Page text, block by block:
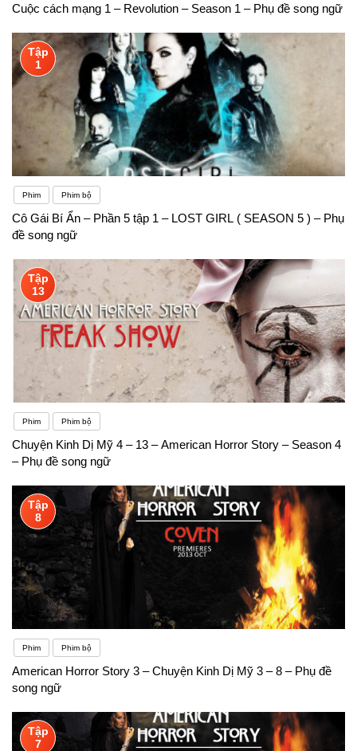
Cuộc cách mạng 1 – Revolution – Season 1 – Phụ đề song ngữ
Tập
1
Phim Phim bộ
Cô Gái Bí Ẩn – Phần 5 tập 1 – LOST GIRL ( SEASON 5 ) – Phụ
đề song ngữ
Tập
13
Phim Phim bộ
Chuyện Kinh Dị Mỹ 4 – 13 – American Horror Story – Season 4
– Phụ đề song ngữ
Tập
8
Phim Phim bộ
American Horror Story 3 – Chuyện Kinh Dị Mỹ 3 – 8 – Phụ đề
song ngữ
Tập
7